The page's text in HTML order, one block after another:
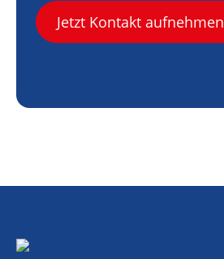
Jetzt Kontakt aufnehmen